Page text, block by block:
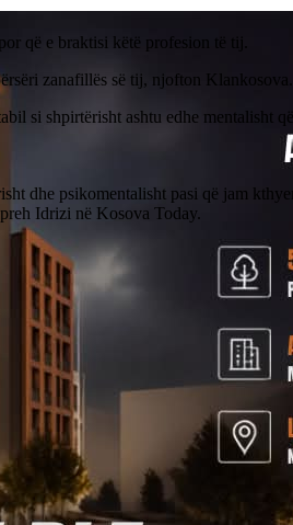
që e braktisi këtë profesion të tij.
zanafillës së tij, njofton
si shpirtërisht ashtu edhe mentalisht
dhe psikomentalisht pasi që jam
Idrizi në Kosova Today.